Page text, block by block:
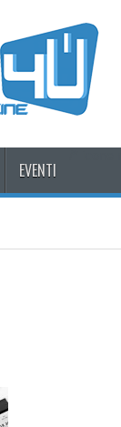
EVENTI